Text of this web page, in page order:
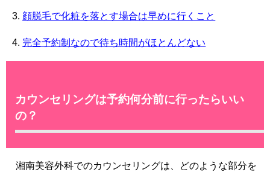
顔脱毛で化粧を落とす場合は早めに行くこと
完全予約制なので待ち時間がほとんどない
カウンセリングは予約何分前に行ったらいい
の？
湘南美容外科でのカウンセリングは、どのような部分を